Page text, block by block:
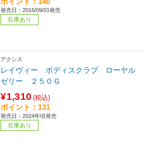
発売日：2016/09/01発売
在庫あり
アクシス
レイヴィー ボディスクラブ ローヤル
ゼリー ２５０Ｇ
¥1,310 (税込)
ポイント：131
発売日：2024年頃発売
在庫あり